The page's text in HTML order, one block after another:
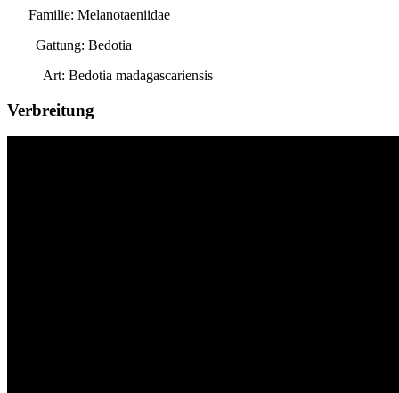
Familie: Melanotaeniidae
Gattung: Bedotia
Art: Bedotia madagascariensis
Verbreitung